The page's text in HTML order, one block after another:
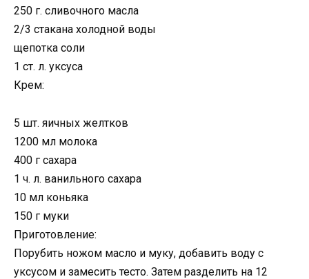
250 г. сливочного масла
2/3 стакана холодной воды
щепотка соли
1 ст. л. уксуса
Крем:
5 шт. яичных желтков
1200 мл молока
400 г сахара
1 ч. л. ванильного сахара
10 мл коньяка
150 г муки
Приготовление:
Порубить ножом масло и муку, добавить воду с
уксусом и замесить тесто. Затем разделить на 12